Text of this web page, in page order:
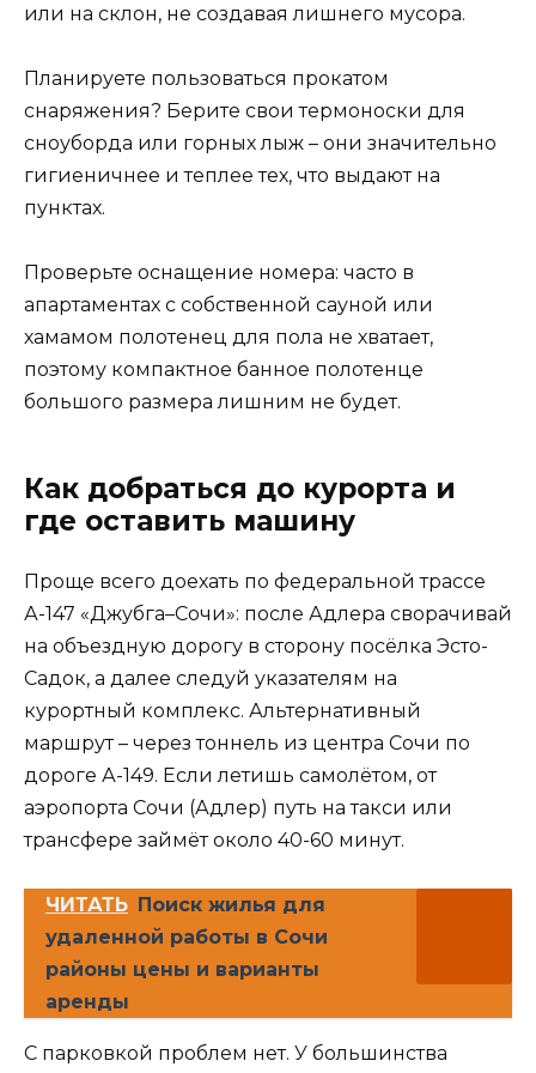
или на склон, не создавая лишнего мусора.
Планируете пользоваться прокатом
снаряжения? Берите свои термоноски для
сноуборда или горных лыж – они значительно
гигиеничнее и теплее тех, что выдают на
пунктах.
Проверьте оснащение номера: часто в
апартаментах с собственной сауной или
хамамом полотенец для пола не хватает,
поэтому компактное банное полотенце
большого размера лишним не будет.
Как добраться до курорта и
где оставить машину
Проще всего доехать по федеральной трассе
А-147 «Джубга–Сочи»: после Адлера сворачивай
на объездную дорогу в сторону посёлка Эсто-
Садок, а далее следуй указателям на
курортный комплекс. Альтернативный
маршрут – через тоннель из центра Сочи по
дороге А-149. Если летишь самолётом, от
аэропорта Сочи (Адлер) путь на такси или
трансфере займёт около 40-60 минут.
ЧИТАТЬ Поиск жилья для
удаленной работы в Сочи
районы цены и варианты
аренды
С парковкой проблем нет. У большинства